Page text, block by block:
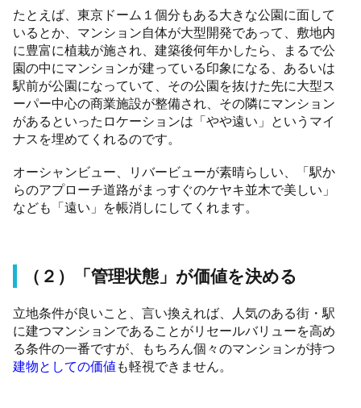
たとえば、東京ドーム１個分もある大きな公園に面して
いるとか、マンション自体が大型開発であって、敷地内
に豊富に植栽が施され、建築後何年かしたら、まるで公
園の中にマンションが建っている印象になる、あるいは
駅前が公園になっていて、その公園を抜けた先に大型ス
ーパー中心の商業施設が整備され、その隣にマンション
があるといったロケーションは「やや遠い」というマイ
ナスを埋めてくれるのです。
オーシャンビュー、リバービューが素晴らしい、「駅か
らのアプローチ道路がまっすぐのケヤキ並木で美しい」
なども「遠い」を帳消しにしてくれます。
（２）「管理状態」が価値を決める
立地条件が良いこと、言い換えれば、人気のある街・駅
に建つマンションであることがリセールバリューを高め
る条件の一番ですが、もちろん個々のマンションが持つ
建物としての価値 も軽視できません。